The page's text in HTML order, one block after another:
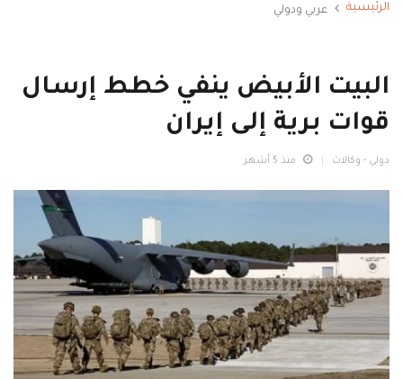
الرئيسية عربي ودولي
البيت الأبيض ينفي خطط إرسال
قوات برية إلى إيران
دولي - وكالات منذ 5 أشهر